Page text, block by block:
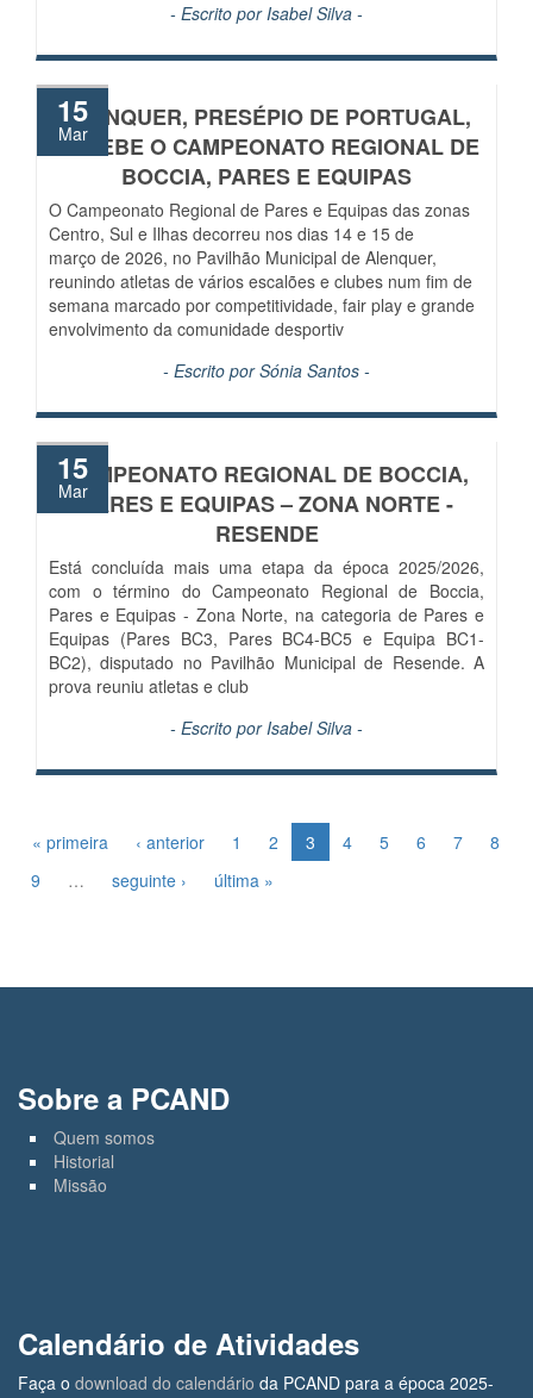
- Escrito porIsabel Silva -
ALENQUER, PRESÉPIO DE PORTUGAL,
RECEBE O CAMPEONATO REGIONAL DE
BOCCIA, PARES E EQUIPAS
15
Mar
O Campeonato Regional de Pares e Equipas das zonas
Centro, Sul e Ilhas decorreu nos dias 14 e 15 de
março de 2026, no Pavilhão Municipal de Alenquer,
reunindo atletas de vários escalões e clubes num fim de
semana marcado por competitividade, fair play e grande
envolvimento da comunidade desportiv
- Escrito porSónia Santos -
CAMPEONATO REGIONAL DE BOCCIA,
PARES E EQUIPAS – ZONA NORTE -
RESENDE
15
Mar
Está concluída mais uma etapa da época 2025/2026,
com o término do Campeonato Regional de Boccia,
Pares e Equipas - Zona Norte, na categoria de Pares e
Equipas (Pares BC3, Pares BC4-BC5 e Equipa BC1-
BC2), disputado no Pavilhão Municipal de Resende. A
prova reuniu atletas e club
- Escrito porIsabel Silva -
« primeira ‹ anterior 1 2 3 4 5 6 7
8
9
… seguinte › última »
Sobre a PCAND
Quem somos
Historial
Missão
Calendário de Atividades
Faça o download do calendário da PCAND para a época 2025-